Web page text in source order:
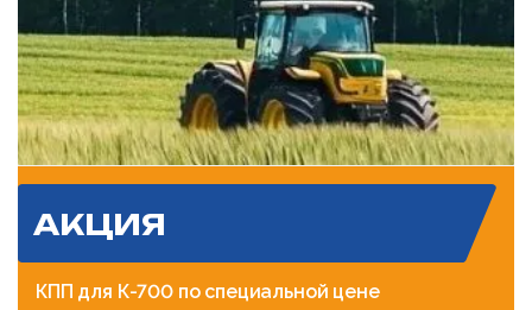
АКЦИЯ
КПП для К-700 по специальной цене